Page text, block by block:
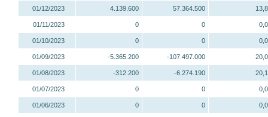
01/12/2023 4.139.600 57.364.500
01/11/2023 0 0
01/10/2023 0 0
01/09/2023 -5.365.200 -107.497.000
01/08/2023 -312.200 -6.274.190
01/07/2023 0 0
01/06/2023 0 0